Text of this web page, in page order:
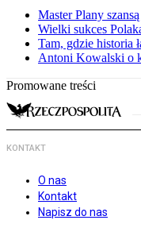
Master Plany
Wielki sukces
Tam, gdzie historia
Antoni Kowalski o
Promowane treści
KONTAKT
O nas
Kontakt
Napisz do nas